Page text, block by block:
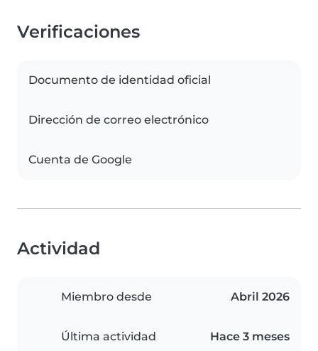
Verificaciones
Documento de identidad oficial
Dirección de correo electrónico
Cuenta de Google
Actividad
Miembro desde Abril 2026
Última actividad Hace 3 meses